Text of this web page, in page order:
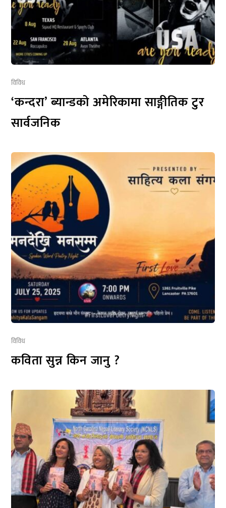
विविध
‘कन्दरा’ ब्यान्डको अमेरिकामा साङ्गीतिक टुर
सार्वजनिक
विविध
कविता सुन्न किन जानु ?